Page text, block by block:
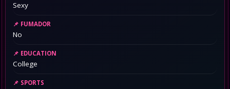
Sexy
FUMADOR
No
EDUCATION
College
SPORTS